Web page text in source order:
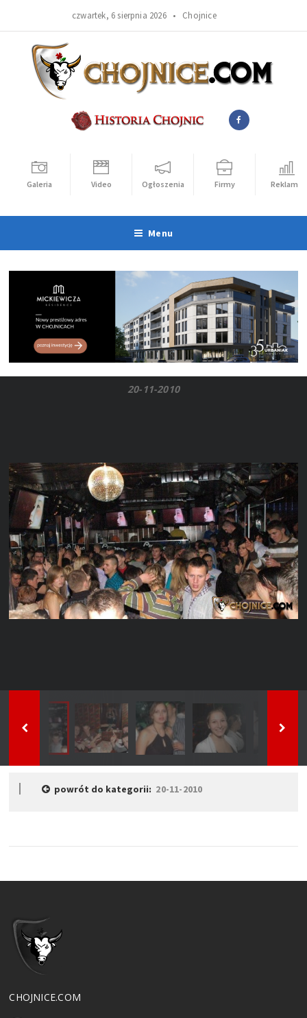
czwartek, 6 sierpnia 2026 • Chojnice
Galeria Video Ogłoszenia Firmy Reklama
Menu
20-11-2010
powrót do kategorii: 20-11-2010
CHOJNICE.COM